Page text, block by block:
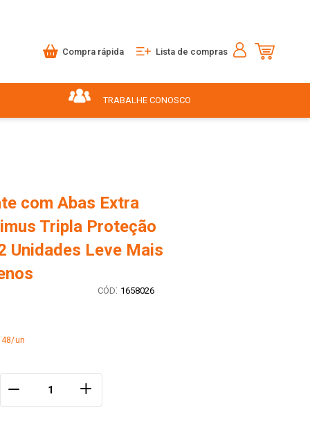
Compra rápida Lista de compras
TRABALHE CONOSCO
com Abas Extra
Tripla Proteção
Unidades Leve Mais
: 1658026
un
＋